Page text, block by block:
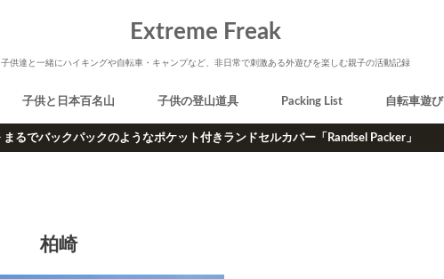
Extreme Freak
子供達と一緒にハイキングや自転車・キャンプなど、非日常で刺激ある外遊びを楽しむ親子の活動記録
子供と日本百名山 子供の登山道具 Packing List 自転車遊び
まるでバックパックのようなポケット付きランドセルカバー「Randsel Packer」
柏崎